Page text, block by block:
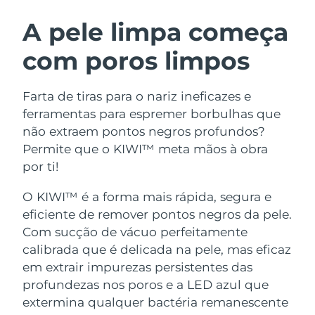
A pele limpa começa
com poros limpos
Farta de tiras para o nariz ineficazes e
ferramentas para espremer borbulhas que
não extraem pontos negros profundos?
Permite que o KIWI™ meta mãos à obra
por ti!
O KIWI™ é a forma mais rápida, segura e
eficiente de remover pontos negros da pele.
Com sucção de vácuo perfeitamente
calibrada que é delicada na pele, mas eficaz
em extrair impurezas persistentes das
profundezas nos poros e a LED azul que
extermina qualquer bactéria remanescente
LUNA™ 4 kit
Anti-aging massage
Massage, LED heating
LUNA™ 4 Men
For men, anti-aging massage
BEAR™ 2 kit
Microcurrent toning
Microcurrent toning on-the-go
BEAR™ 2 eyes & lips
Microcurrent line smoothing device
Hidratação
UFO™ 3 kit
Deep facial hydration
UFO™ 3 LED
Near-infrared and red light therapy
device
issa™ 4
Hybrid silicone sonic toothbrush
issa™ 4 plus
Smart hybrid silicone sonic toothbrush
TRATAMENTO ANTIENVELHECIMENTO
FAQ™
Antienvelhecimento Tratamentos LED
NEW
Áustria
Barein Entrega prevista
Bélgica
Bermudas Entrega prevista8/16/26
Bósnia e
Herzegovina
Brunei Entrega prevista8/15/26
Bulgária Entrega prevista
Canadá Entrega prevista
Chile Entrega prevista8/14/26